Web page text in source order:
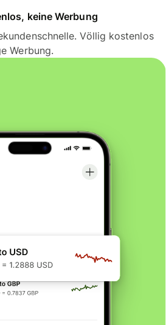
keine Werbung
Völlig kostenlos
Werbung.